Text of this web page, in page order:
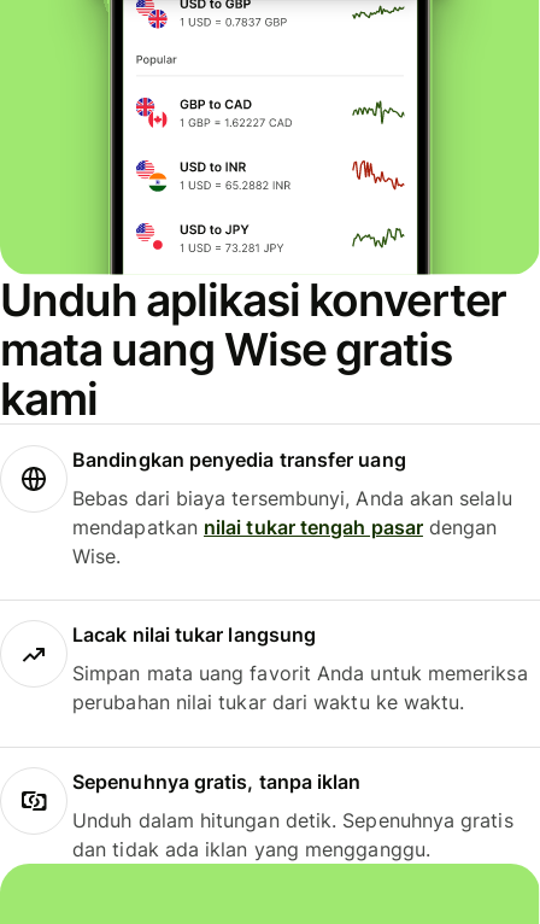
Unduh aplikasi konverter
mata uang Wise gratis
kami
Bandingkan penyedia transfer uang
Bebas dari biaya tersembunyi, Anda akan selalu
mendapatkan nilai tukar tengah pasardengan
Wise.
Lacak nilai tukar langsung
Simpan mata uang favorit Anda untuk memeriksa
perubahan nilai tukar dari waktu ke waktu.
Sepenuhnya gratis, tanpa iklan
Unduh dalam hitungan detik. Sepenuhnya gratis
dan tidak ada iklan yang mengganggu.